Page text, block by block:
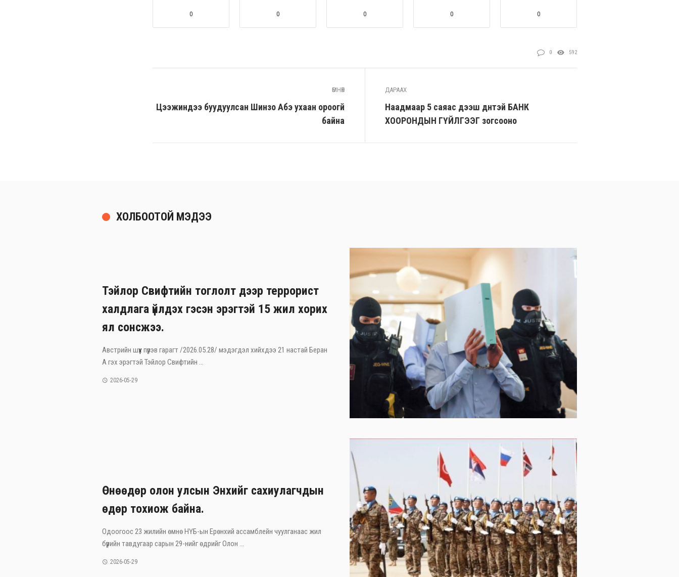
0 0 0 0 0
0 592
ӨМНӨХ
Цээжиндээ буудуулсан Шинзо Абэ ухаан ороогүй
байна
ДАРААХ
Наадмаар 5 саяас дээш дүнтэй БАНК
ХООРОНДЫН ГҮЙЛГЭЭГ зогсооно
ХОЛБООТОЙ МЭДЭЭ
Тэйлор Свифтийн тоглолт дээр террорист
халдлага үйлдэх гэсэн эрэгтэй 15 жил хорих
ял сонсжээ.
Австрийн шүүх пүрэв гарагт /2026.05.28/ мэдэгдэл хийхдээ 21 настай Беран
А гэх эрэгтэй Тэйлор Свифтийн ...
2026-05-29
Өнөөдөр олон улсын Энхийг сахиулагчдын
өдөр тохиож байна.
Одоогоос 23 жилийн өмнө НҮБ-ын Ерөнхий ассамблейн чуулганаас жил
бүрийн тавдугаар сарын 29-нийг өдрийг Олон ...
2026-05-29